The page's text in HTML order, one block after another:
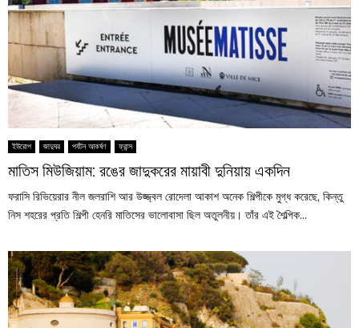
ইউরোপ জাদুঘর পর্যটন আকর্ষণ ফ্রান্স
মাতিস মিউজিয়াম: রঙের জাদুকরের মায়াবী দুনিয়ায় একদিন
ফরাসি রিভিয়েরার নীল জলরাশি আর উজ্জ্বল রোদেলা আকাশ অনেক শিল্পীকে মুগ্ধ করেছে, কিন্তু
নিস শহরের প্রতি শিল্পী হেনরি মাতিসের ভালোবাসা ছিল অতুলনীয়। তাঁর এই শৈল্পিক...